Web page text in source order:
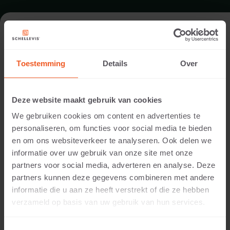
Toestemming Details Over
Deze website maakt gebruik van cookies
We gebruiken cookies om content en advertenties te
personaliseren, om functies voor social media te bieden
en om ons websiteverkeer te analyseren. Ook delen we
informatie over uw gebruik van onze site met onze
partners voor social media, adverteren en analyse. Deze
partners kunnen deze gegevens combineren met andere
informatie die u aan ze heeft verstrekt of die ze hebben
verzameld op basis van uw gebruik van hun services.
DAK IN NIJMEGEN
Locatie:
Toepassing:
Dak
Fotografie:
Cees Rijnen
Producten:
Tegel 60x60x5 Grijs
Zitelement 200x60x40 Grijs
Voor de styling van deze binnenplaats zijn